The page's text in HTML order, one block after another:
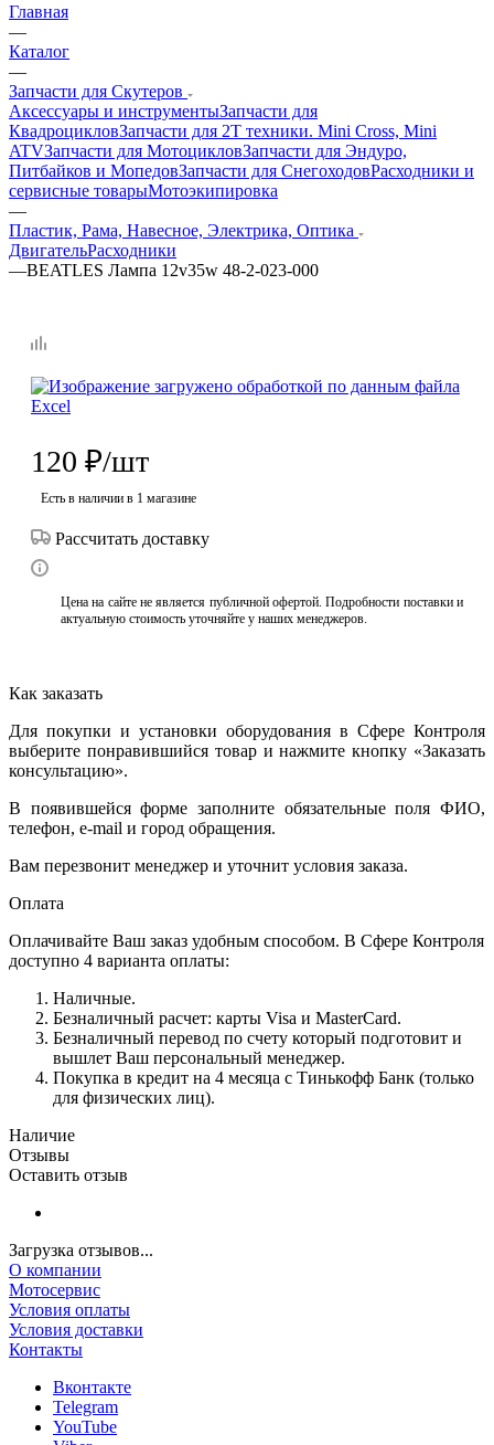
Главная
—
Каталог
—
Запчасти для Скутеров
Аксессуары и инструментыЗапчасти для
КвадроцикловЗапчасти для 2T техники. Mini Cross, Mini
ATVЗапчасти для МотоцикловЗапчасти для Эндуро,
Питбайков и МопедовЗапчасти для СнегоходовРасходники и
сервисные товарыМотоэкипировка
—
Пластик, Рама, Навесное, Электрика, Оптика
ДвигательРасходники
—BEATLES Лампа 12v35w 48-2-023-000
120 ₽/шт
Есть в наличии в 1 магазине
Рассчитать доставку
Цена на сайте не является публичной офертой. Подробности поставки и
актуальную стоимость уточняйте у наших менеджеров.
Как заказать
Для покупки и установки оборудования в Сфере Контроля
выберите понравившийся товар и нажмите кнопку «Заказать
консультацию».
В появившейся форме заполните обязательные поля ФИО,
телефон, e-mail и город обращения.
Вам перезвонит менеджер и уточнит условия заказа.
Оплата
Оплачивайте Ваш заказ удобным способом. В Сфере Контроля
доступно 4 варианта оплаты:
Наличные.
Безналичный расчет: карты Visa и MasterCard.
Безналичный перевод по счету который подготовит и
вышлет Ваш персональный менеджер.
Покупка в кредит на 4 месяца с Тинькофф Банк (только
для физических лиц).
Наличие
Отзывы
Оставить отзыв
Загрузка отзывов...
О компании
Мотосервис
Условия оплаты
Условия доставки
Контакты
Вконтакте
Telegram
YouTube